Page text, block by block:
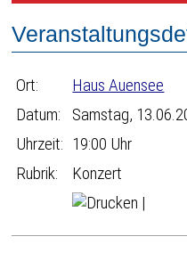
Ort:
Haus Auensee
Datum:
Samstag,
Uhrzeit: 19:00 Uhr
Rubrik:
Konzert
|